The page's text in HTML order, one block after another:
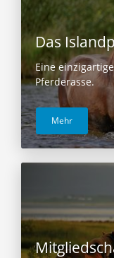
Das
Eine
Pferderasse.
Mehr